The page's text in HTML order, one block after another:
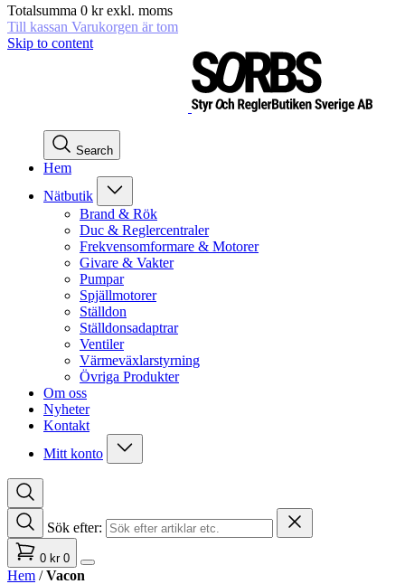
Totalsumma 0 kr exkl. moms
Till kassan Varukorgen är tom
Skip to content
Search
Hem
Nätbutik
Brand & Rök
Duc & Reglercentraler
Frekvensomformare & Motorer
Givare & Vakter
Pumpar
Spjällmotorer
Ställdon
Ställdonsadaptrar
Ventiler
Värmeväxlarstyrning
Övriga Produkter
Om oss
Nyheter
Kontakt
Mitt konto
Sök efter:
0 kr 0
Hem /Vacon